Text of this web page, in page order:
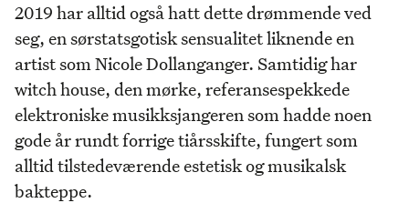
2019 har alltid også hatt dette drømmende ved
seg, en sørstatsgotisk sensualitet liknende en
artist som Nicole Dollanganger. Samtidig har
witch house, den mørke, referansespekkede
elektroniske musikksjangeren som hadde noen
gode år rundt forrige tiårsskifte, fungert som
alltid tilstedeværende estetisk og musikalsk
bakteppe.